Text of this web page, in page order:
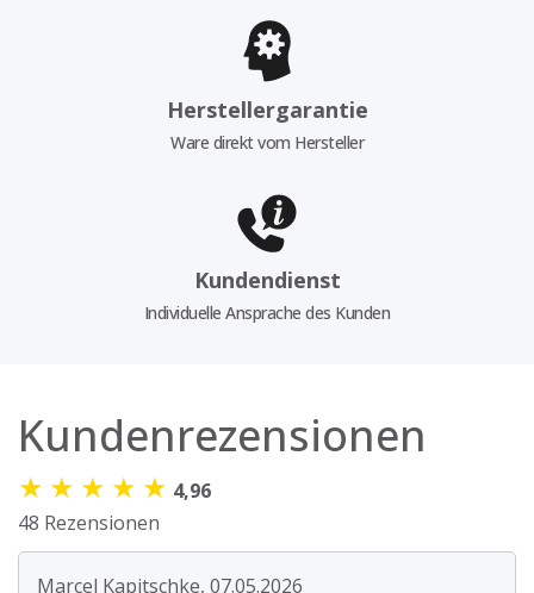
Herstellergarantie
Ware direkt vom Hersteller
Kundendienst
Individuelle Ansprache des Kunden
Kundenrezensionen
★ ★ ★ ★ ★ 4,96
48 Rezensionen
Marcel Kapitschke, 07.05.2026